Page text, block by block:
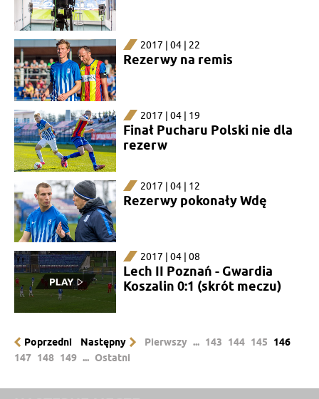
2017 | 04 | 22
Rezerwy na remis
2017 | 04 | 19
Finał Pucharu Polski nie dla
rezerw
2017 | 04 | 12
Rezerwy pokonały Wdę
2017 | 04 | 08
Lech II Poznań - Gwardia
Koszalin 0:1 (skrót meczu)
Poprzedni Następny Pierwszy ... 143 144 145
146
147 148 149 ... Ostatni